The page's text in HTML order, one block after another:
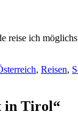
ich
, Reisen,
in Tirol“